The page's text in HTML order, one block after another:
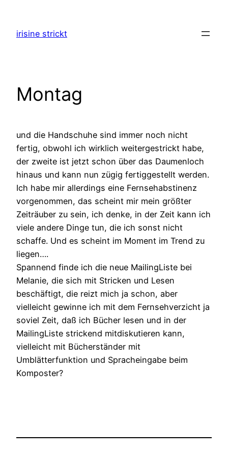
springen
irisine strickt
Montag
und die Handschuhe sind immer noch nicht
fertig, obwohl ich wirklich weitergestrickt habe,
der zweite ist jetzt schon über das Daumenloch
hinaus und kann nun zügig fertiggestellt werden.
Ich habe mir allerdings eine Fernsehabstinenz
vorgenommen, das scheint mir mein größter
Zeiträuber zu sein, ich denke, in der Zeit kann ich
viele andere Dinge tun, die ich sonst nicht
schaffe. Und es scheint im Moment im Trend zu
liegen….
Spannend finde ich die neue MailingListe bei
Melanie, die sich mit Stricken und Lesen
beschäftigt, die reizt mich ja schon, aber
vielleicht gewinne ich mit dem Fernsehverzicht ja
soviel Zeit, daß ich Bücher lesen und in der
MailingListe strickend mitdiskutieren kann,
vielleicht mit Bücherständer mit
Umblätterfunktion und Spracheingabe beim
Komposter?